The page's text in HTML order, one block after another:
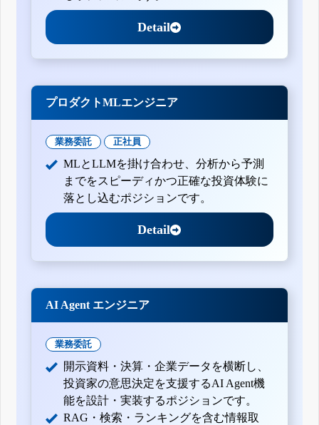
Detail
プロダクトMLエンジニア
業務委託 正社員
MLとLLMを掛け合わせ、分析から予測
までをスピーディかつ正確な投資体験に
落とし込むポジションです。
Detail
AI Agent エンジニア
業務委託
開示資料・決算・企業データを横断し、
投資家の意思決定を支援するAI Agent機
能を設計・実装するポジションです。
RAG・検索・ランキングを含む情報取